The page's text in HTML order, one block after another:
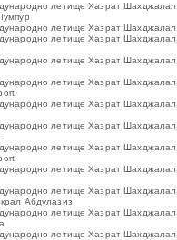
летище Хазрат
летище Хазрат Шахджалал
летище Хазрат
летище Хазрат
летище Хазрат Шахджалал
летище Хазрат
летище Хазрат
летище Хазрат Шахджалал
летище Хазрат
летище Хазрат
Абдулазиз
летище Хазрат
летище Хазрат